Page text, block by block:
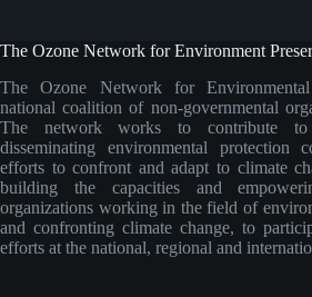
The Ozone Network for Environment
The Ozone Network for
national coalition of non-governmental
The network works to contribute to
disseminating environmental protection
efforts to confront and adapt to climate
building the capacities and
organizations working in the field of
and confronting climate change, to
efforts at the national, regional and